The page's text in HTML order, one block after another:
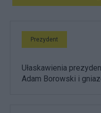
Prezydent
Ułaskawienia
Adam Borowski i